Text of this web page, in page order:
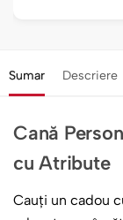
Sumar Descriere
Cană
cu Atribute
Cauți un cadou